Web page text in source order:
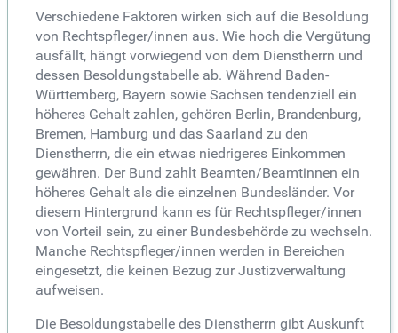
Verschiedene Faktoren wirken sich auf die Besoldung
von Rechtspfleger/innen aus. Wie hoch die Vergütung
ausfällt, hängt vorwiegend von dem Dienstherrn und
dessen Besoldungstabelle ab. Während Baden-
Württemberg, Bayern sowie Sachsen tendenziell ein
höheres Gehalt zahlen, gehören Berlin, Brandenburg,
Bremen, Hamburg und das Saarland zu den
Dienstherrn, die ein etwas niedrigeres Einkommen
gewähren. Der Bund zahlt Beamten/Beamtinnen ein
höheres Gehalt als die einzelnen Bundesländer. Vor
diesem Hintergrund kann es für Rechtspfleger/innen
von Vorteil sein, zu einer Bundesbehörde zu wechseln.
Manche Rechtspfleger/innen werden in Bereichen
eingesetzt, die keinen Bezug zur Justizverwaltung
aufweisen.
Die Besoldungstabelle des Dienstherrn gibt Auskunft